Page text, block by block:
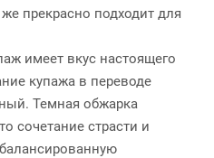
прекрасно подходит для
имеет вкус настоящего
купажа в переводе
Темная обжарка
сочетание страсти и